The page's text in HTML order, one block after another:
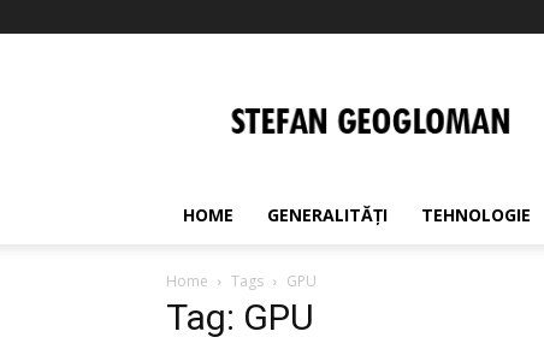
Geogloman
HOME GENERALITĂȚI TEHNOLOGIE
Home Tags GPU
Tag: GPU